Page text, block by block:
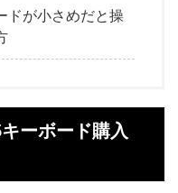
ドが小さめだと操
ーボード購入